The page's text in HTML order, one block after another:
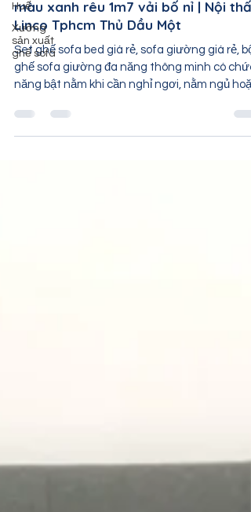
Huế
Xưởng
sản xuất
ghế sofa
Ghế sofa giường giá rẻ, sofa bed
màu xanh rêu 1m7 vải bố nỉ | Nội thất
Linco Tphcm Thủ Dầu Một
Set ghế sofa bed giá rẻ, sofa giường giá rẻ, bộ
ghế sofa giường đa năng thông minh có chức